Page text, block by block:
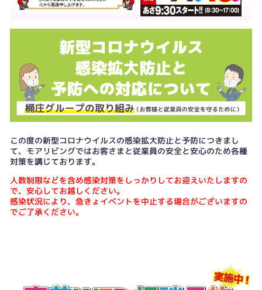
この度の新型コロナウイルスの感染拡大防止と予防につきまし
て、モアリビングではお客さまと従業員の安全と安心のため各種
対策を講じております。
人数制限などを含め感染対策をしっかりしてお迎えいたしますの
で、安心してお越しください。
感染状況により、急きょイベントを中止する場合がございますの
でご了承ください。